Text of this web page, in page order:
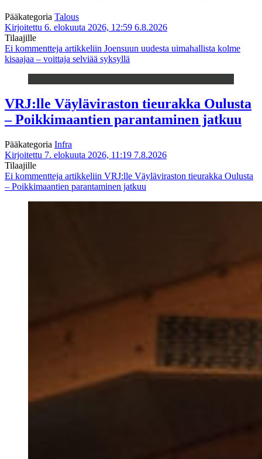
Pääkategoria Talous
Kirjoitettu 6. elokuuta 2026, 12:59 6.8.2026
Tilaajille
Ei kommentteja artikkeliin Joensuun uudesta uimahallista kolme
kisaajaa – voittaja selviää syksyllä
VRJ:lle Väyläviraston tieurakka Oulusta
– Poikkimaantien parantaminen jatkuu
Pääkategoria Infra
Kirjoitettu 7. elokuuta 2026, 11:19 7.8.2026
Tilaajille
Ei kommentteja artikkeliin VRJ:lle Väyläviraston tieurakka Oulusta
– Poikkimaantien parantaminen jatkuu